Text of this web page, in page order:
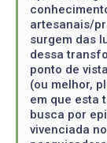
artesanais/
surgem das
dessa
ponto de
(ou melhor,
em que esta
busca por
vivenciada